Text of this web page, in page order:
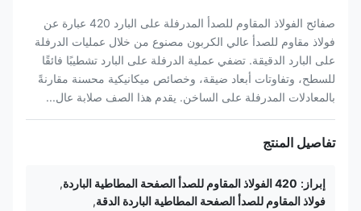
صفائح الفولاذ المقاوم للصدأ المدرفلة على البارد 420 عبارة عن
فولاذ مقاوم للصدأ عالي الكربون مصنوع من خلال عمليات الدرفلة
على البارد الدقيقة. تضفي عملية الدرفلة على البارد تشطيبًا فائقًا
للسطح، وتفاوتات أبعاد ضيقة، وخصائص ميكانيكية محسنة مقارنةً
بالمعادلات المدرفلة على الساخن. يقدم هذا الصف صلابة عال...
تفاصيل المنتج
إبراز: 420 الفولاذ المقاوم للصدأ الصفحة المطاطية الباردة
,
فولاذ المقاوم للصدأ الصفحة المطاطية الباردة الدقة,